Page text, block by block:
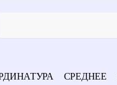
СРЕДНЕЕ